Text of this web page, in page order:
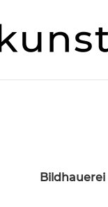
Bildhauerei